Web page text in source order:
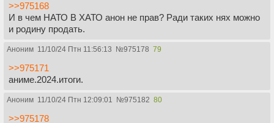
>>975168
И в чем НАТО В ХАТО анон не прав? Ради таких нях можно
и родину продать.
Аноним 11/10/24 Птн 11:56:13 №975178 79
>>975171
аниме.2024.итоги.
Аноним 11/10/24 Птн 12:09:01 №975182 80
>>975178